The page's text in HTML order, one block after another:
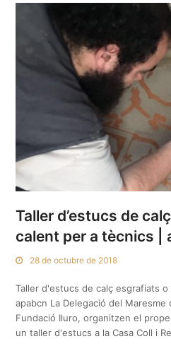
Taller d’estucs de
calent per a tècnics |
28 de octubre de 2018
Taller d'estucs de calç esgrafiats o
apabcn La Delegació del
Fundació Iluro, organitzen el
un taller d'estucs a la Casa Coll i